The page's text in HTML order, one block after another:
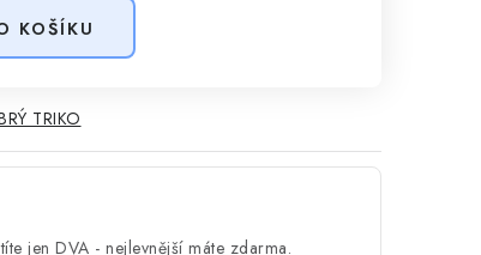
KOŠÍKU
TRIKO
jen DVA - nejlevnější máte zdarma.